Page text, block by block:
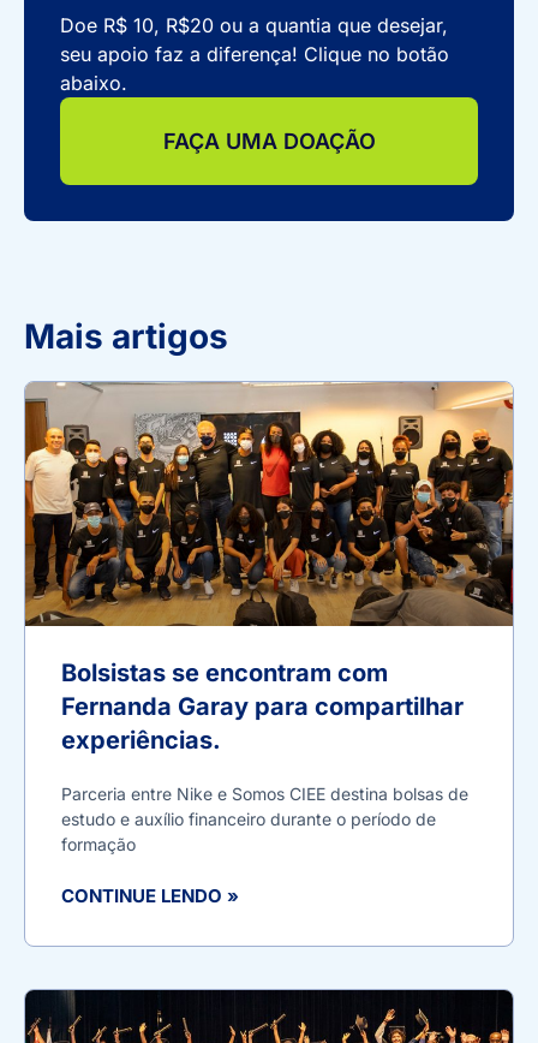
Doe R$ 10, R$20 ou a quantia que desejar,
seu apoio faz a diferença! Clique no botão
abaixo.
FAÇA UMA DOAÇÃO
Mais artigos
Bolsistas se encontram com
Fernanda Garay para compartilhar
experiências.
Parceria entre Nike e Somos CIEE destina bolsas de
estudo e auxílio financeiro durante o período de
formação
CONTINUE LENDO »